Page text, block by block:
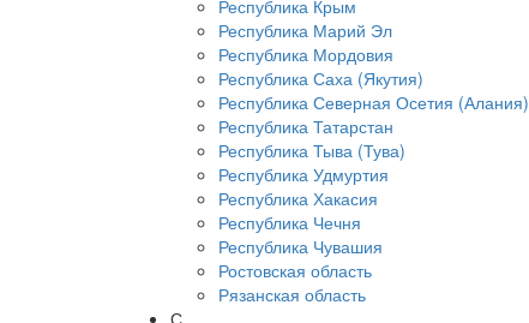
Республика Крым
Республика Марий Эл
Республика Мордовия
Республика Саха (Якутия)
Республика Северная Осетия (Алания)
Республика Татарстан
Республика Тыва (Тува)
Республика Удмуртия
Республика Хакасия
Республика Чечня
Республика Чувашия
Ростовская область
Рязанская область
С